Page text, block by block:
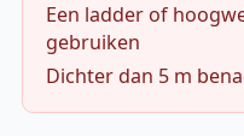
Een ladder of
gebruiken
Dichter dan 5 m